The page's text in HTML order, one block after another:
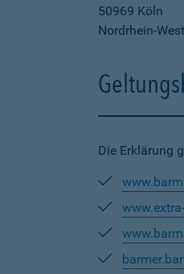
50969 Köln
Nordrhein-
Die Erklärung